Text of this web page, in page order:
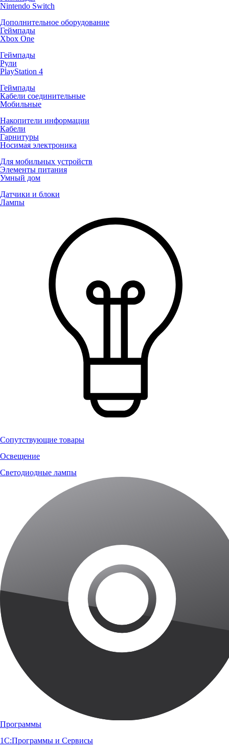
Nintendo Switch
Дополнительное оборудование
Геймпады
Xbox One
Геймпады
Рули
PlayStation 4
Геймпады
Кабели соединительные
Мобильные
Накопители информации
Кабели
Гарнитуры
Носимая электроника
Для мобильных устройств
Элементы питания
Умный дом
Датчики и блоки
Лампы
Сопутствующие товары
Освещение
Светодиодные лампы
Программы
1С:Программы и Сервисы